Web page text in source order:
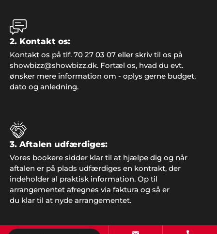
Mona og Ejnar Schiødt
"Vi bliver konstant mindet om den dejlige fest vi
Showbizz Danmark leverede og hentede det hele -
det var jo nemt. Tusind tak for hjælp".
Hans Laursen
"Det var en stor lettelse at få hjælp til
arrangementet og jeg takker mange gange for
2. Kontakt os:
Kontakt os på tlf. 70 27 03 07 eller skriv til os på
showbizz@showbizz.dk. Fortæl os, hvad du evt.
ønsker mere information om - oplys gerne budget,
dato og anledning.
3. Aftalen udfærdiges:
Vores bookere sidder klar til at hjælpe dig og når
aftalen er på plads udfærdiges en kontrakt, der
indeholder al praktisk information. Op til
arrangementet afregnes via faktura og så er
du klar til at nyde arrangementet.